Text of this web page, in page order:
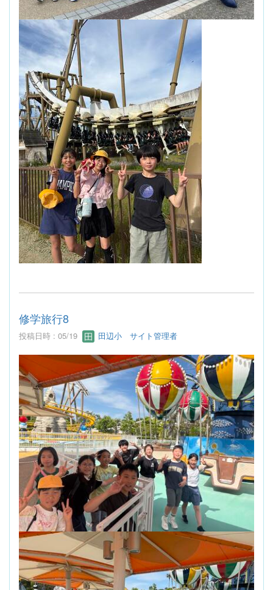
修学旅行8
投稿日時 : 05/19 田辺小 サイト管理者